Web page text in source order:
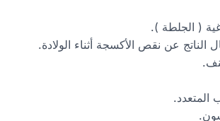
( الجلطة ).
الناتج عن نقص الأكسجة أثناء الولادة.
المتعدد.